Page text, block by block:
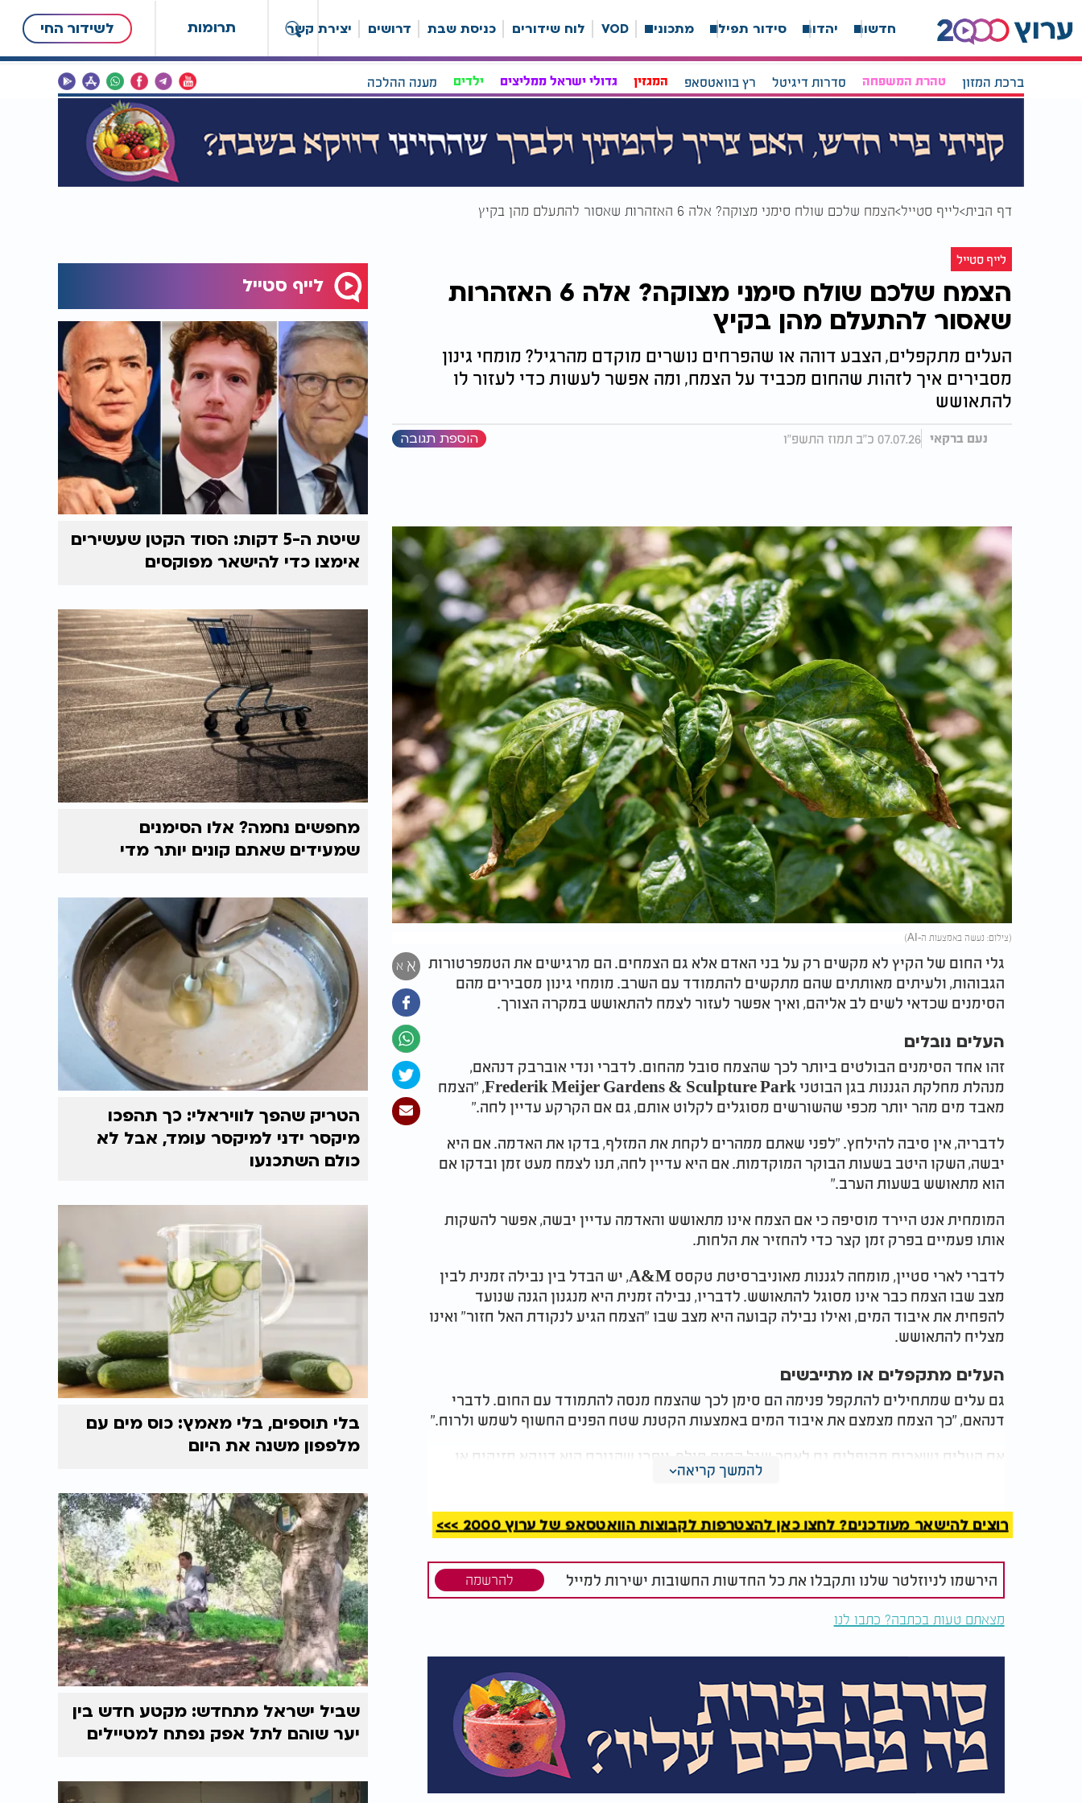
תרומות לשידור החי חדשות יהדות סידור תפילה מתכונים VOD לוח שידורים כניסת שבת דרושים יצירת קשר
ברכת המזון טהרת המשפחה סדרות דיגיטל רץ בוואטסאפ המגזין גדולי ישראל ממליצים ילדים מענה ההלכה
דף הבית לייף סטייל הצמח שלכם שולח סימני מצוקה? אלה 6 האזהרות שאסור להתעלם מהן בקיץ
לייף סטייל
הצמח שלכם שולח סימני מצוקה? אלה 6 האזהרות
שאסור להתעלם מהן בקיץ
העלים מתקפלים, הצבע דוהה או שהפרחים נושרים מוקדם מהרגיל? מומחי גינון
מסבירים איך לזהות שהחום מכביד על הצמח, ומה אפשר לעשות כדי לעזור לו
להתאושש
נעם ברקאי 07.07.26 כ"ב תמוז התשפ"ו הוספת תגובה
(צילום: נעשה באמצעות ה-AI)
א א
גלי החום של הקיץ לא מקשים רק על בני האדם אלא גם הצמחים. הם מרגישים את הטמפרטורות
הגבוהות, ולעיתים מאותתים שהם מתקשים להתמודד עם השרב. מומחי גינון מסבירים מהם
הסימנים שכדאי לשים לב אליהם, ואיך אפשר לעזור לצמח להתאושש במקרה הצורך.
העלים נובלים
זהו אחד הסימנים הבולטים ביותר לכך שהצמח סובל מהחום. לדברי ונדי אוברבק דנהאם,
מנהלת מחלקת הגננות בגן הבוטני Frederik Meijer Gardens & Sculpture Park, "הצמח
מאבד מים מהר יותר מכפי שהשורשים מסוגלים לקלוט אותם, גם אם הקרקע עדיין לחה."
לדבריה, אין סיבה להילחץ. "לפני שאתם ממהרים לקחת את המזלף, בדקו את האדמה. אם היא
יבשה, השקו היטב בשעות הבוקר המוקדמות. אם היא עדיין לחה, תנו לצמח מעט זמן ובדקו אם
הוא מתאושש בשעות הערב."
המומחית אנט היירד מוסיפה כי אם הצמח אינו מתאושש והאדמה עדיין יבשה, אפשר להשקות
אותו פעמיים בפרק זמן קצר כדי להחזיר את הלחות.
לדברי לארי סטיין, מומחה לגננות מאוניברסיטת טקסס A&M, יש הבדל בין נבילה זמנית לבין
מצב שבו הצמח כבר אינו מסוגל להתאושש. לדבריו, נבילה זמנית היא מנגנון הגנה שנועד
להפחית את איבוד המים, ואילו נבילה קבועה היא מצב שבו "הצמח הגיע לנקודת האל חזור" ואינו
מצליח להתאושש.
העלים מתקפלים או מתייבשים
גם עלים שמתחילים להתקפל פנימה הם סימן לכך שהצמח מנסה להתמודד עם החום. לדברי
דנהאם, "כך הצמח מצמצם את איבוד המים באמצעות הקטנת שטח הפנים החשוף לשמש ולרוח."
אם העלים נשארים מקופלים גם לאחר שגל החום חולף, ייתכן שהגורם הוא דווקא מזיקים או
סימן נוסף הוא קצוות עלים יבשים או פריכים. "זה בדרך כלל מצביע על חום, יובש או חשיפה
מוגזמת לשמש", אומרת דנהאם.
המלצות נוספות
רגע אחד של שקט - שעלול
להיגמר באסון: הזהירות
שחייבים להכיר לפני
מקלחת חמה
כך תחזרו לשגרה אחרי
החגים - בלי לקרוס
מהעייפות
עובש באמבטיה? אל
תתעלמו - זה מה שהוא
עושה לגוף שלכם
במקרה כזה היא ממליצה להשקות את הצמח היטב ולהעביר אותו למקום מוצל יותר בשעות אחר
להמשך קריאה
רוצים להישאר מעודכנים? לחצו כאן להצטרפות לקבוצות הוואטסאפ של ערוץ 2000 >>>
הירשמו לניוזלטר שלנו ותקבלו את כל החדשות החשובות ישירות למייל להרשמה
מצאתם טעות בכתבה? כתבו לנו
לייף סטייל
שיטת ה-5 דקות: הסוד הקטן שעשירים
אימצו כדי להישאר מפוקסים
מחפשים נחמה? אלו הסימנים
שמעידים שאתם קונים יותר מדי
הטריק שהפך לוויראלי: כך תהפכו
מיקסר ידני למיקסר עומד, אבל לא
כולם השתכנעו
בלי תוספים, בלי מאמץ: כוס מים עם
מלפפון משנה את היום
שביל ישראל מתחדש: מקטע חדש בין
יער שוהם לתל אפק נפתח למטיילים